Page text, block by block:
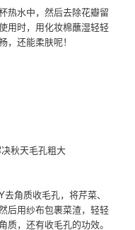
热水中，然后去除花瓣留
用时，用化妆棉蘸湿轻轻
还能柔肤呢！
秋天毛孔粗大
角质收毛孔，将芹菜、
后用纱布包裹菜渣，轻轻
，还有收毛孔的功效。